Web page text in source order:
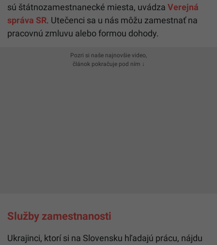
sú štátnozamestnanecké miesta, uvádza Verejná
správa SR. Utečenci sa u nás môžu zamestnať na
pracovnú zmluvu alebo formou dohody.
Pozri si naše najnovšie video,
článok pokračuje pod ním ↓
Služby zamestnanosti
Ukrajinci, ktorí si na Slovensku hľadajú prácu, nájdu